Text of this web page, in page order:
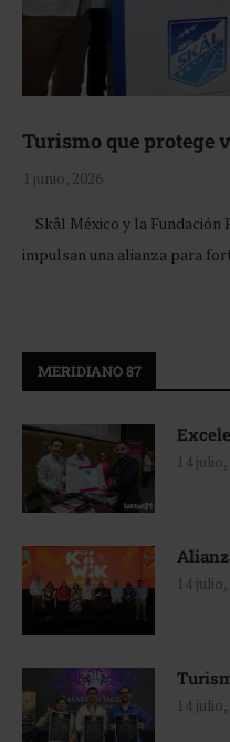
Turismo que protege
1 junio, 2026
Skål México y la Fundación
impulsan una alianza para
MERIDIANO 87
14
14
14